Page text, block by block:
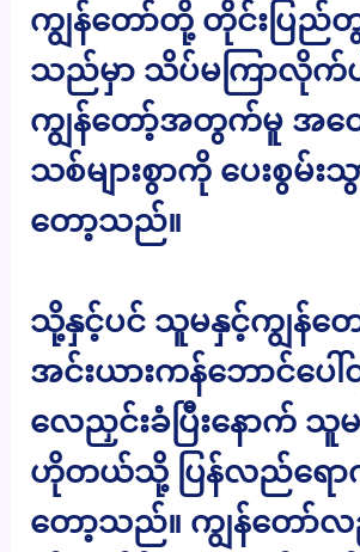
ကျွန်တော်တို့ တိုင်းပြည်တွ
သည်မှာ သိပ်မကြာလိုက်ပ
ကျွန်တော့်အတွက်မူ အ
သစ်များစွာကို ပေးစွမ်းသွ
တော့သည်။
သို့နှင့်ပင် သူမနှင့်ကျွန်
အင်းယားကန်ဘောင်ပေ
လေညှင်းခံပြီးနောက် သူ
ဟိုတယ်သို့ ပြန်လည်ရော
တော့သည်။ ကျွန်တော်